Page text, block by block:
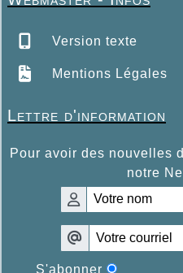
Version texte
Mentions Légales
Lettre d'information
Pour avoir des nouvelles
notre
S'abonner